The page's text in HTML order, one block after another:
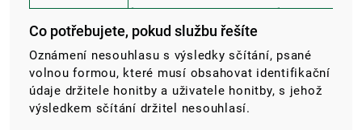
Co potřebujete, pokud službu řešíte
Oznámení nesouhlasu s výsledky sčítání, psané
volnou formou, které musí obsahovat identifikační
údaje držitele honitby a uživatele honitby, s jehož
výsledkem sčítání držitel nesouhlasí.